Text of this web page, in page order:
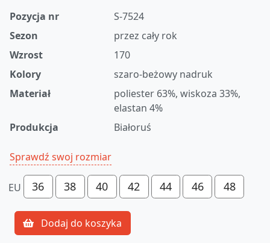
Pozycja nr
S-7524
Sezon
przez cały rok
Wzrost
170
Kolory
szaro-beżowy nadruk
Materiał
poliester 63%, wiskoza 33%,
elastan 4%
Produkcja
Białoruś
Sprawdź swoj rozmiar
EU 36 38 40 42 44 46 48
Dodaj do koszyka